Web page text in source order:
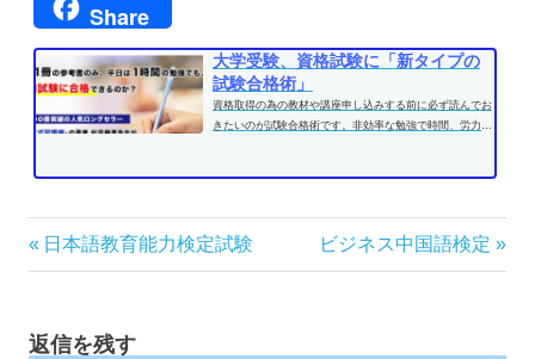
Share
大学受験、資格試験に「新タイプの
試験合格術」
資格取得の為の教材や講座申し込みする前に必ず読んでお
きたいのが試験合格術です。非効率な勉強で時間、労力を
投
稿
ビ
前
の
事:
日本語教育能力検定試験
次
の
ビジネス中国語検定
返信を残す